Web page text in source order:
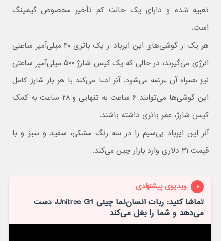
تعبیه شده و دارای یک حالت کم تأخیر مخصوص گیمینگ
است.
هر یک از گوشی‌های این ایرباد از یک باتری ۴۰ میلی‌آمپر ساعتی
انرژی می‌گیرند، در حالی که یک کیس شارژ ۵۰۰ میلی‌آمپر ساعتی
نیز همراه آن عرضه می‌شود. آنر ادعا می‌کند با هر بار شارژ کامل
این گوشی‌ها می‌توانند ۶ ساعت به تنهایی و ۲۸ ساعت به کمک
کیس شارژ، عمر باتری داشته باشند.
آنر این ایرباد بی‌سیم را در سه رنگ مشکی، سفید و سبز و با
قیمت ۳۱ دلاری وارد بازار چین می‌کند.
ویدیوی پیشنهادی
تماشا کنید: ربات انسان‌نما چینی Unitree G1، دست
می‌دهد و شما را بغل می‌کند